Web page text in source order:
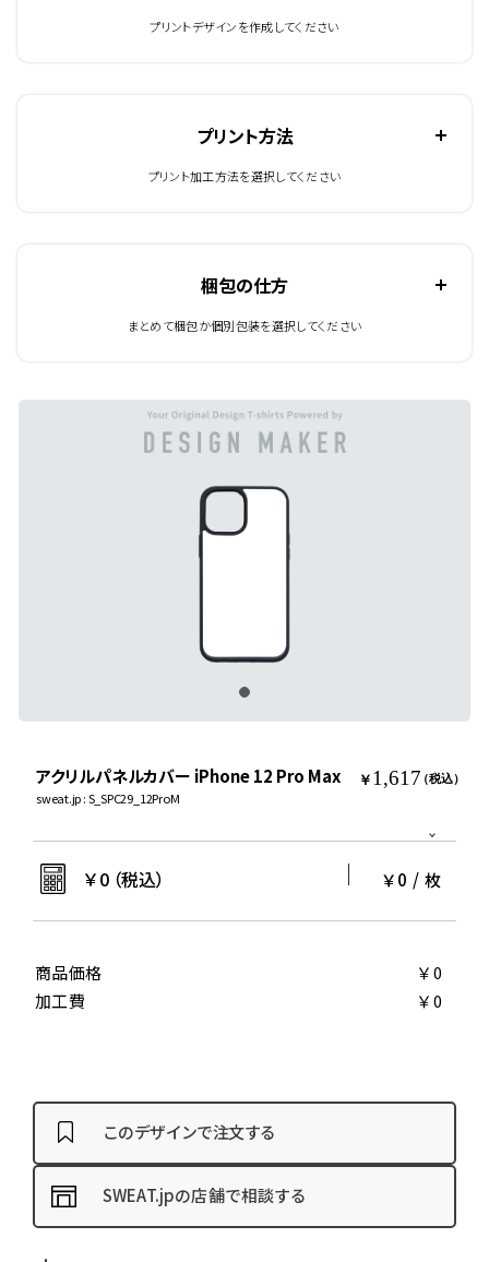
プリントデザインを作成してください
プリント方法
プリント加工方法を選択してください
梱包の仕方
まとめて梱包か個別包装を選択してください
アクリルパネルカバー iPhone 12 Pro Max ￥ 1,617（税込）
sweat.jp : S_SPC29_12ProM
￥0（税込） ￥0 /枚
商品価格
￥0
加工費
￥0
このデザインで注文する
SWEAT.jpの店舗で相談する